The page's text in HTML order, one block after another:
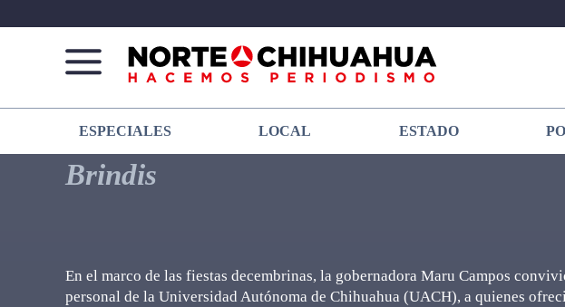
Norte
De
Chihuahua
Más
que
noticias,
hacemos periodismo
ESPECIALES LOCAL ESTADO
Brindis
En el marco de las fiestas decembrinas, la gobernadora Maru Campos
personal de la Universidad Autónoma de Chihuahua (UACH), a quienes